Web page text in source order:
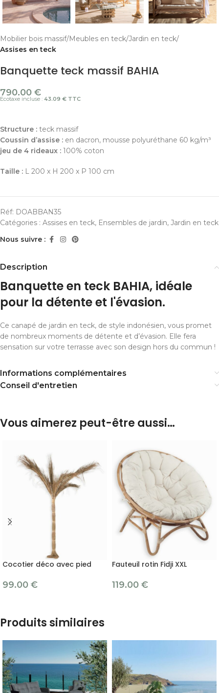
Mobilier bois massif Meubles en teck Jardin en teck
Assises en teck
Banquette teck massif BAHIA
790.00 €
Ecotaxe incluse : 43.09 € TTC
Structure : teck massif
Coussin d’assise : en dacron, mousse polyuréthane 60 kg/m³
jeu de 4 rideaux : 100% coton
Taille : L 200 x H 200 x P 100 cm
Réf: DOABBAN35
Catégories : Assises en teck, Ensembles de jardin, Jardin en teck
Nous suivre :
Description
Banquette en teck BAHIA, idéale
pour la détente et l'évasion.
Ce canapé de jardin en teck, de style indonésien, vous promet
de nombreux moments de détente et d’évasion. Elle fera
sensation sur votre terrasse avec son design hors du commun !
Informations complémentaires
Conseil d'entretien
Vous aimerez peut-être aussi…
Cocotier déco avec pied
99.00 €
Fauteuil rotin Fidji XXL
119.00 €
Produits similaires